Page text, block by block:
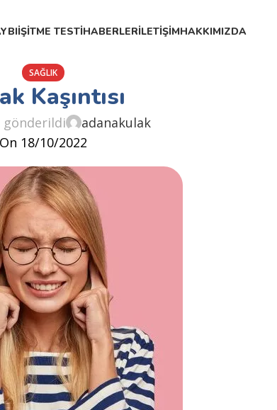
İŞITME TESTIHABERLERİLETIŞIMHAKKIMIZDA
SAĞLIK
Kaşıntısı
gönderildi
adanakulak
On 18/10/2022